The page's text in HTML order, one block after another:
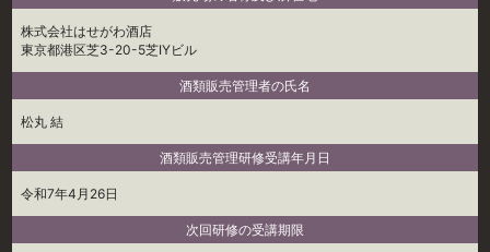
株式会社はせがわ酒店
東京都港区芝3-20-5芝IYビル
酒類販売管理者の氏名
松丸 結
酒類販売管理研修受講年月日
令和7年4月26日
次回研修の受講期限